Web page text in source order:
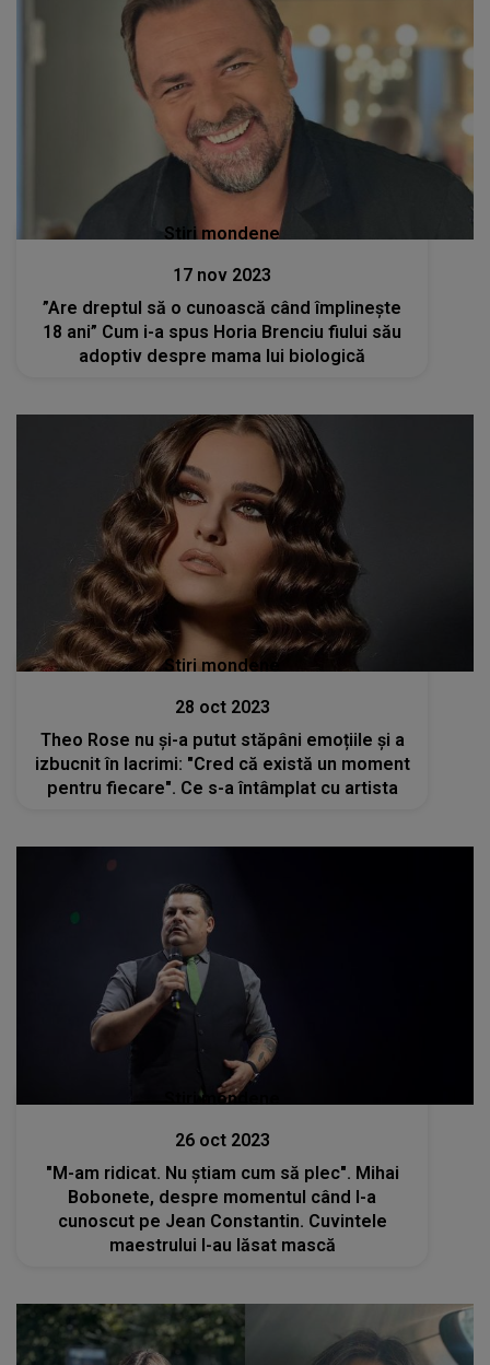
Stiri mondene
17 nov 2023
”Are dreptul să o cunoască când împlinește
18 ani” Cum i-a spus Horia Brenciu fiului său
adoptiv despre mama lui biologică
Stiri mondene
28 oct 2023
Theo Rose nu și-a putut stăpâni emoțiile și a
izbucnit în lacrimi: "Cred că există un moment
pentru fiecare". Ce s-a întâmplat cu artista
Stiri mondene
26 oct 2023
"M-am ridicat. Nu știam cum să plec". Mihai
Bobonete, despre momentul când l-a
cunoscut pe Jean Constantin. Cuvintele
maestrului l-au lăsat mască